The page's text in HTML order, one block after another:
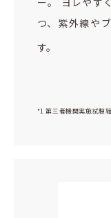
つ、紫外線や
す。
*1 第三者機関実施試験